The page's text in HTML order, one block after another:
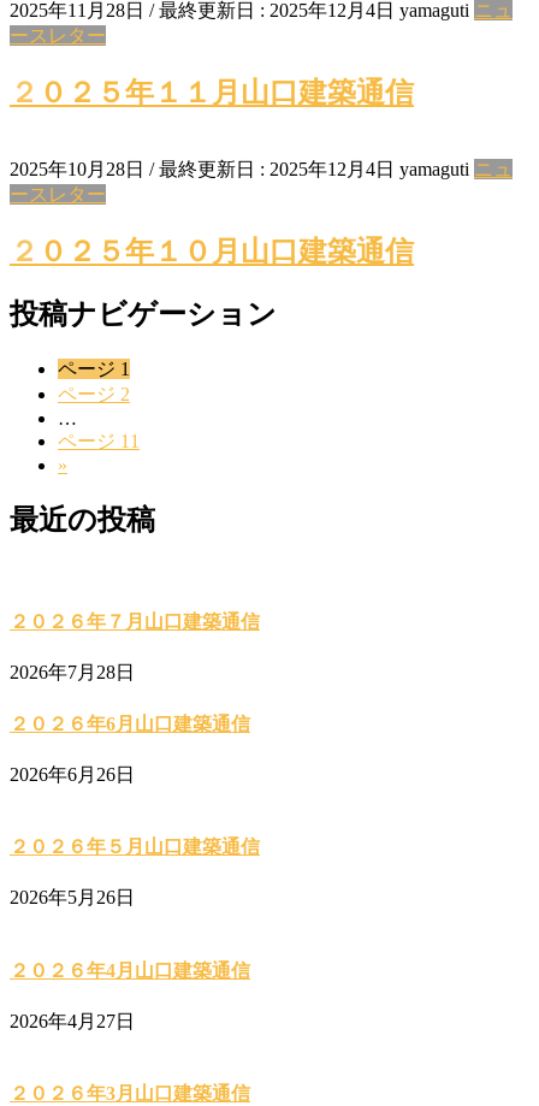
2025年11月28日 / 最終更新日 : 2025年12月4日 yamaguti ニュ
ースレター
２０２５年１１月山口建築通信
2025年10月28日 / 最終更新日 : 2025年12月4日 yamaguti ニュ
ースレター
２０２５年１０月山口建築通信
投稿ナビゲーション
ページ 1
ページ 2
…
ページ 11
»
最近の投稿
２０２６年７月山口建築通信
2026年7月28日
２０２６年6月山口建築通信
2026年6月26日
２０２６年５月山口建築通信
2026年5月26日
２０２６年4月山口建築通信
2026年4月27日
２０２６年3月山口建築通信